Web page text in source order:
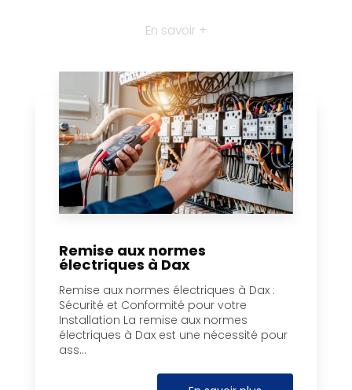
En savoir +
Remise aux normes
électriques à Dax
Remise aux normes électriques à Dax :
Sécurité et Conformité pour votre
Installation La remise aux normes
électriques à Dax est une nécessité pour
ass...